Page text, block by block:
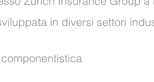
in diversi settori